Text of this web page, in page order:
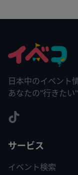
日本中のイベント
あなたの"行きたい
サービス
イベント検索